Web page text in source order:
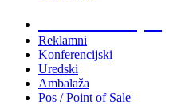
Reklamni
Konferencijski
Uredski
Ambalaža
Pos / Point of Sale